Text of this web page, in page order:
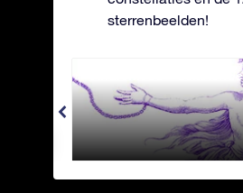
sterrenbeelden!
Andromeda -